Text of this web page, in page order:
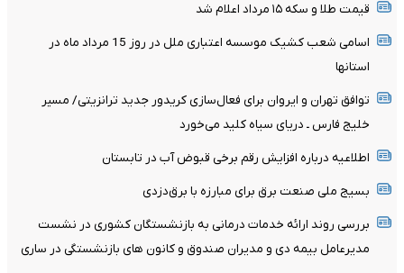
قیمت طلا و سکه ۱۵ مرداد اعلام شد
اسامی شعب کشیک موسسه اعتباری ملل در روز 15 مرداد ماه در
استانها
توافق تهران و ایروان برای فعال‌سازی کریدور جدید ترانزیتی/ مسیر
خلیج فارس ـ دریای سیاه کلید می‌خورد
اطلاعیه درباره افزایش رقم برخی قبوض آب در تابستان
بسیج ملی صنعت برق برای مبارزه با برق‌دزدی
بررسی روند ارائه خدمات درمانی به بازنشستگان کشوری در نشست
مدیرعامل بیمه دی و مدیران صندوق و کانون های بازنشستگی در ساری